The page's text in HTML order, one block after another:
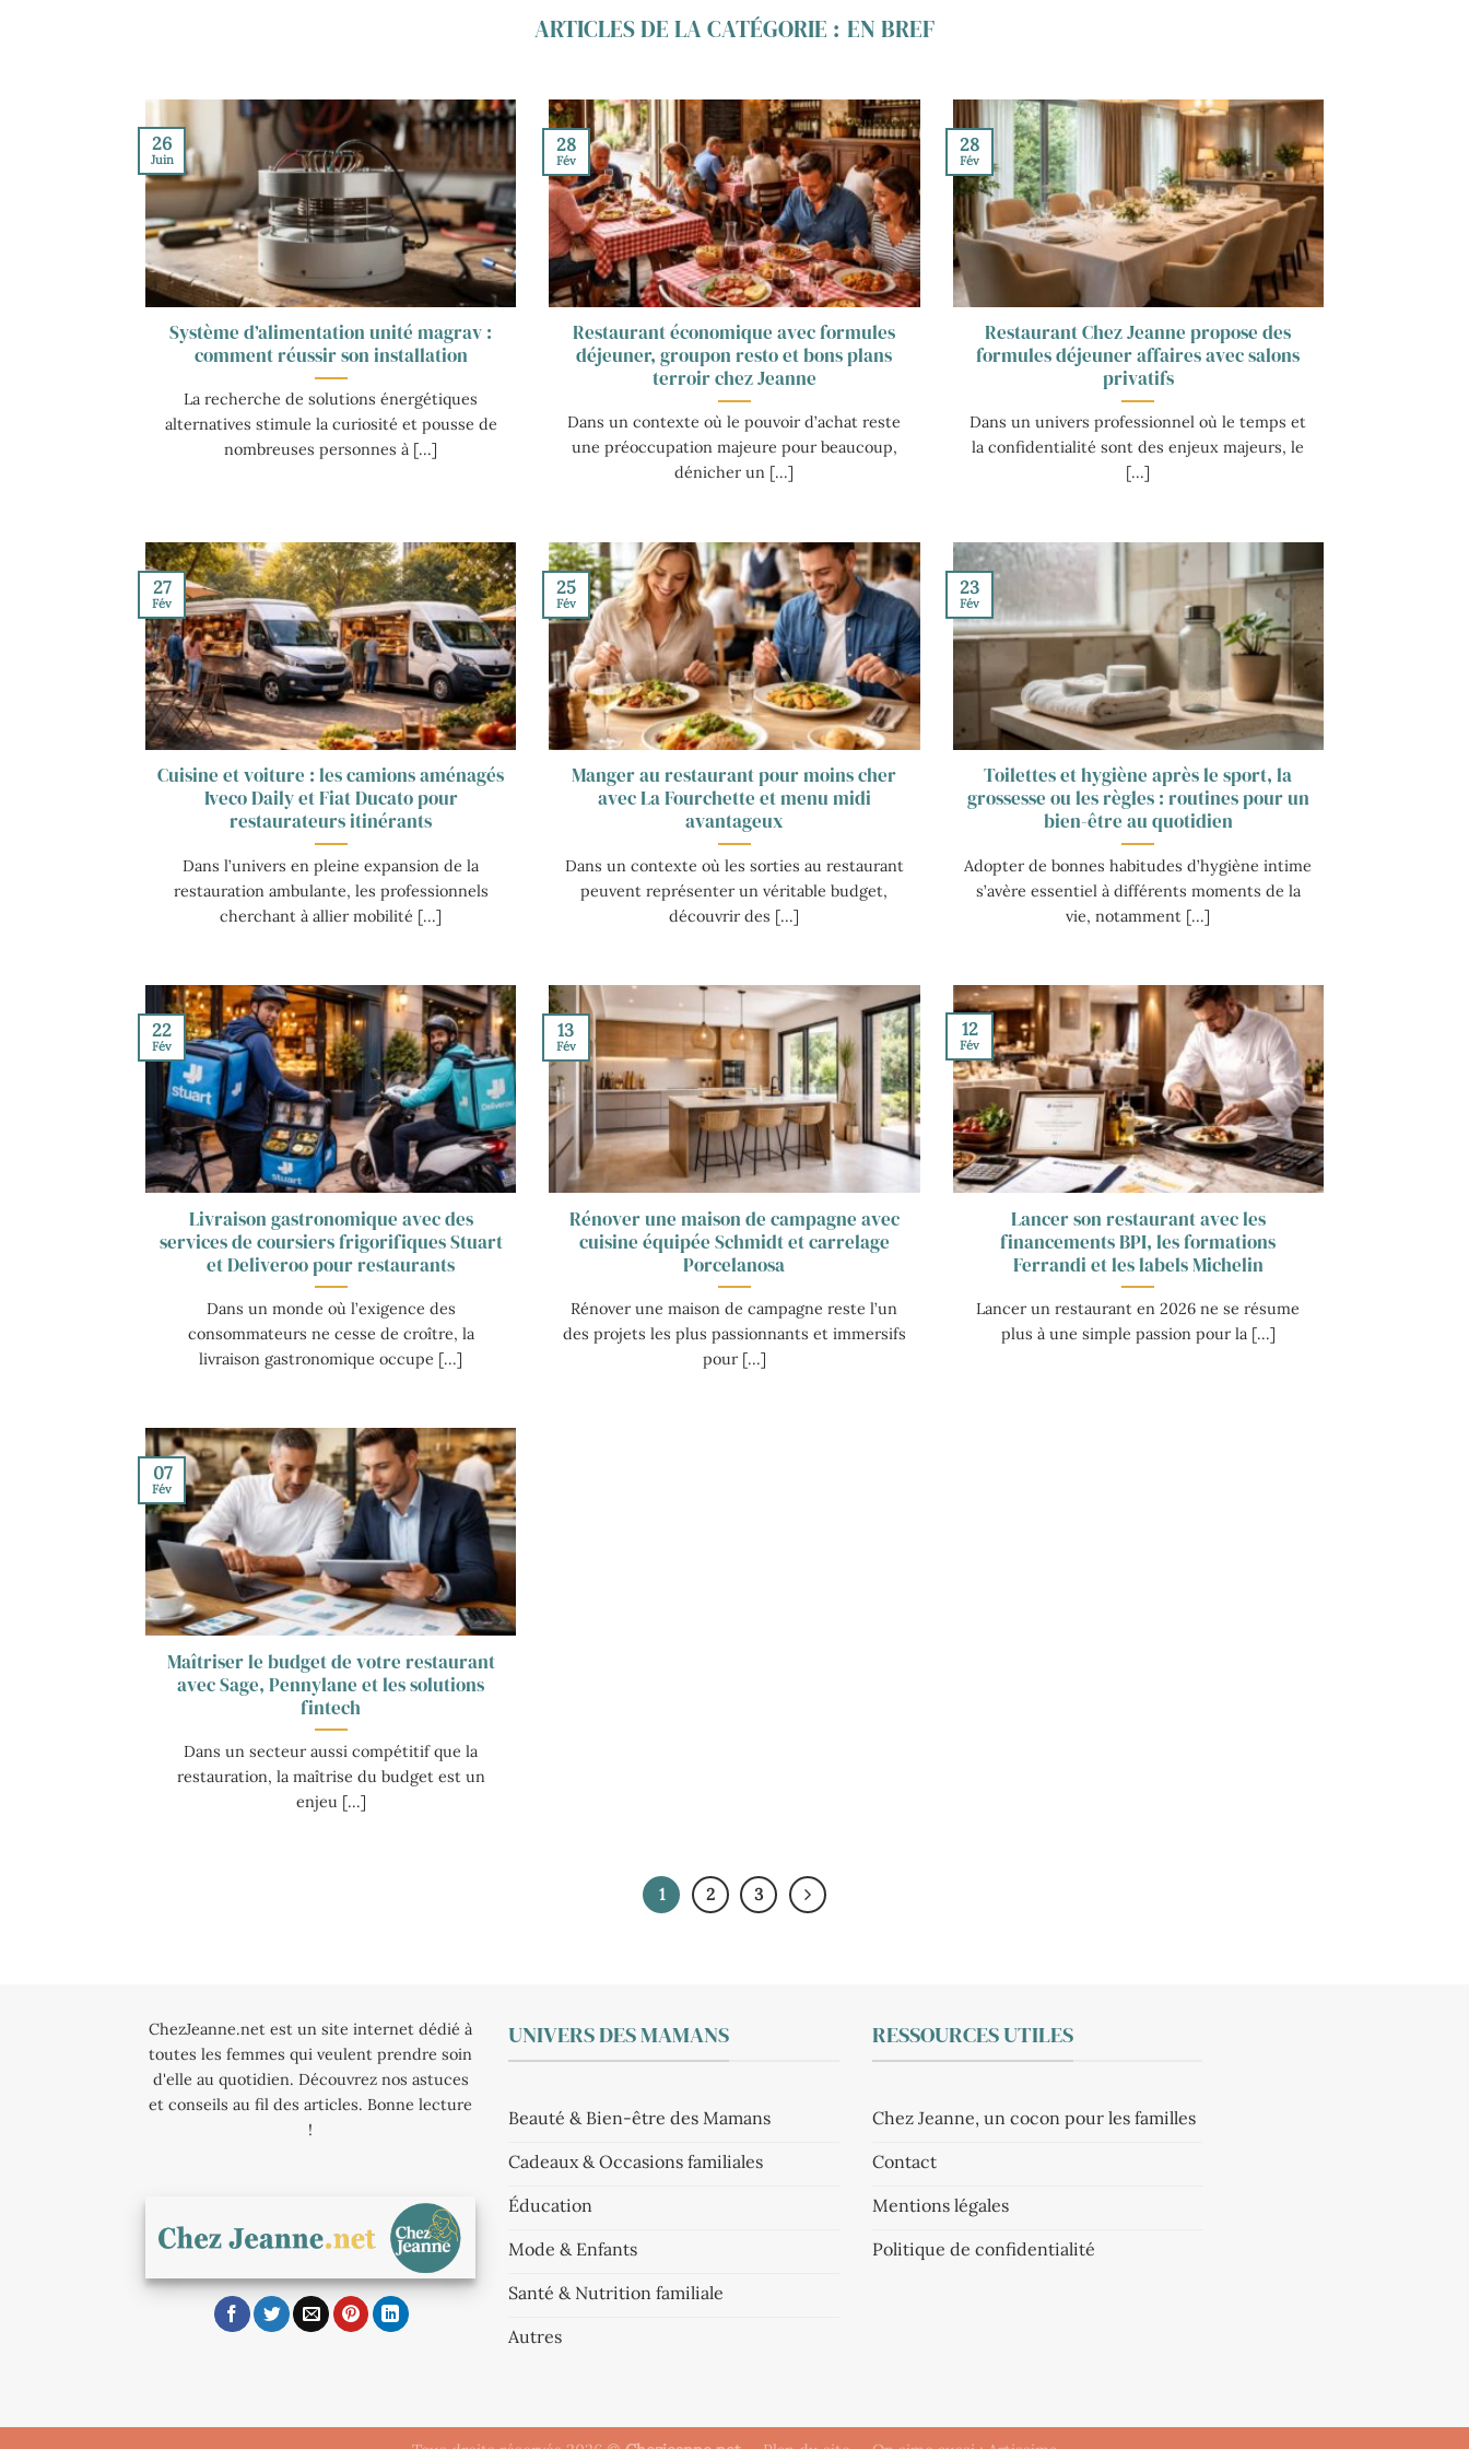
EN BREF
Système d’alimentation unité magrav :
comment réussir son installation
La recherche de solutions énergétiques
alternatives stimule la curiosité et pousse de
nombreuses personnes à [...]
26
Juin
Restaurant économique avec formules
déjeuner, groupon resto et bons plans
terroir chez Jeanne
Dans un contexte où le pouvoir d’achat reste
une préoccupation majeure pour beaucoup,
dénicher un [...]
28
Fév
Restaurant Chez Jeanne propose des
formules déjeuner affaires avec salons
privatifs
Dans un univers professionnel où le temps et
la confidentialité sont des enjeux majeurs, le
[...]
28
Fév
Cuisine et voiture : les camions aménagés
Iveco Daily et Fiat Ducato pour
restaurateurs itinérants
Dans l’univers en pleine expansion de la
restauration ambulante, les professionnels
cherchant à allier mobilité [...]
27
Fév
Manger au restaurant pour moins cher
avec La Fourchette et menu midi
avantageux
Dans un contexte où les sorties au restaurant
peuvent représenter un véritable budget,
découvrir des [...]
25
Fév
Toilettes et hygiène après le sport, la
grossesse ou les règles : routines pour un
bien-être au quotidien
Adopter de bonnes habitudes d’hygiène intime
s’avère essentiel à différents moments de la
vie, notamment [...]
23
Fév
Livraison gastronomique avec des
services de coursiers frigorifiques Stuart
et Deliveroo pour restaurants
Dans un monde où l’exigence des
consommateurs ne cesse de croître, la
livraison gastronomique occupe [...]
22
Fév
Rénover une maison de campagne avec
cuisine équipée Schmidt et carrelage
Porcelanosa
Rénover une maison de campagne reste l’un
des projets les plus passionnants et immersifs
pour [...]
13
Fév
Lancer son restaurant avec les
financements BPI, les formations
Ferrandi et les labels Michelin
Lancer un restaurant en 2026 ne se résume
plus à une simple passion pour la [...]
12
Fév
Maîtriser le budget de votre restaurant
avec Sage, Pennylane et les solutions
fintech
Dans un secteur aussi compétitif que la
restauration, la maîtrise du budget est un
enjeu [...]
07
Fév
1 2 3
ChezJeanne.net est un site internet dédié à
toutes les femmes qui veulent prendre soin
d'elle au quotidien. Découvrez nos astuces
et conseils au fil des articles. Bonne lecture
!
UNIVERS DES MAMANS
Beauté & Bien-être des Mamans
Cadeaux & Occasions familiales
Éducation
Mode & Enfants
Santé & Nutrition familiale
Autres
RESSOURCES UTILES
Chez Jeanne, un cocon pour les familles
Contact
Mentions légales
Politique de confidentialité